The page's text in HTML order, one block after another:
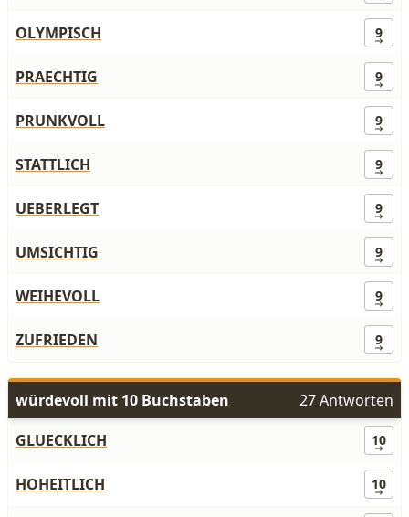
OLYMPISCH 9
PRAECHTIG 9
PRUNKVOLL 9
STATTLICH 9
UEBERLEGT 9
UMSICHTIG 9
WEIHEVOLL 9
ZUFRIEDEN 9
würdevoll mit 10 Buchstaben
27 Antworten
GLUECKLICH
10
HOHEITLICH 10